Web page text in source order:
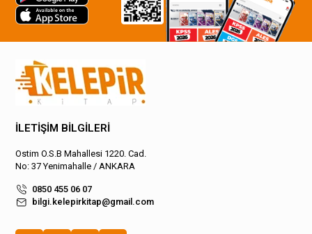
İLETİŞİM BİLGİLERİ
Ostim O.S.B Mahallesi 1220. Cad.
No: 37 Yenimahalle / ANKARA
0850 455 06 07
bilgi.kelepirkitap@gmail.com